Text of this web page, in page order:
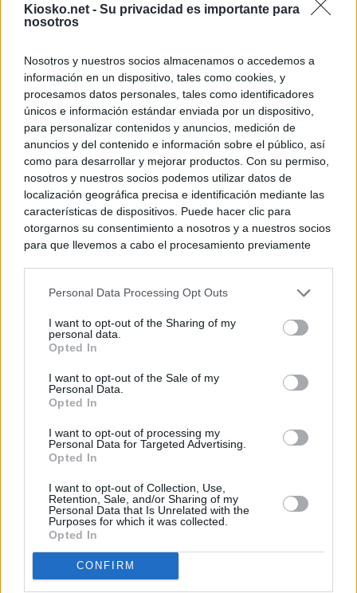
Kiosko.net - Su privacidad es importante para
nosotros
Nosotros y nuestros socios almacenamos o accedemos a
información en un dispositivo, tales como cookies, y
procesamos datos personales, tales como identificadores
únicos e información estándar enviada por un dispositivo,
para personalizar contenidos y anuncios, medición de
anuncios y del contenido e información sobre el público, así
como para desarrollar y mejorar productos. Con su permiso,
nosotros y nuestros socios podemos utilizar datos de
localización geográfica precisa e identificación mediante las
características de dispositivos. Puede hacer clic para
otorgarnos su consentimiento a nosotros y a nuestros socios
para que llevemos a cabo el procesamiento previamente
negar su consentimiento. Tenga en cuenta que algún
de su consentimiento, pero usted tiene el derecho de
rechazar tal procesamiento. Sus preferencias se aplicarán
cualquier momento entrando de nuevo en este sitio web o
visitando nuestra política de privacidad.
Personal Data Processing Opt Outs
I want to opt-out of the Sharing of my
personal data.
Opted In
I want to opt-out of the Sale of my
Personal Data.
Opted In
I want to opt-out of processing my
Personal Data for Targeted Advertising.
Opted In
I want to opt-out of Collection, Use,
Retention, Sale, and/or Sharing of my
Personal Data that Is Unrelated with the
Purposes for which it was collected.
Opted In
CONFIRM